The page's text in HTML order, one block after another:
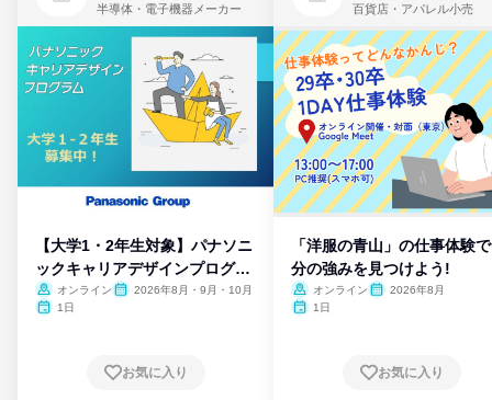
半導体・電子機器メーカー
【大学1・2年生対象】パナソニ
ックキャリアデザインプログラ
ム
オンライン
2026年8月・9月・10月
1日
お気に入り
百貨店・アパレル小売
「洋服の青山」の仕事体験
分の強みを見つけよう!
オンライン
2026年8月
1日
お気に入り